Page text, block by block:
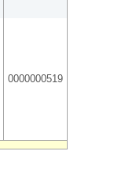
0000000519